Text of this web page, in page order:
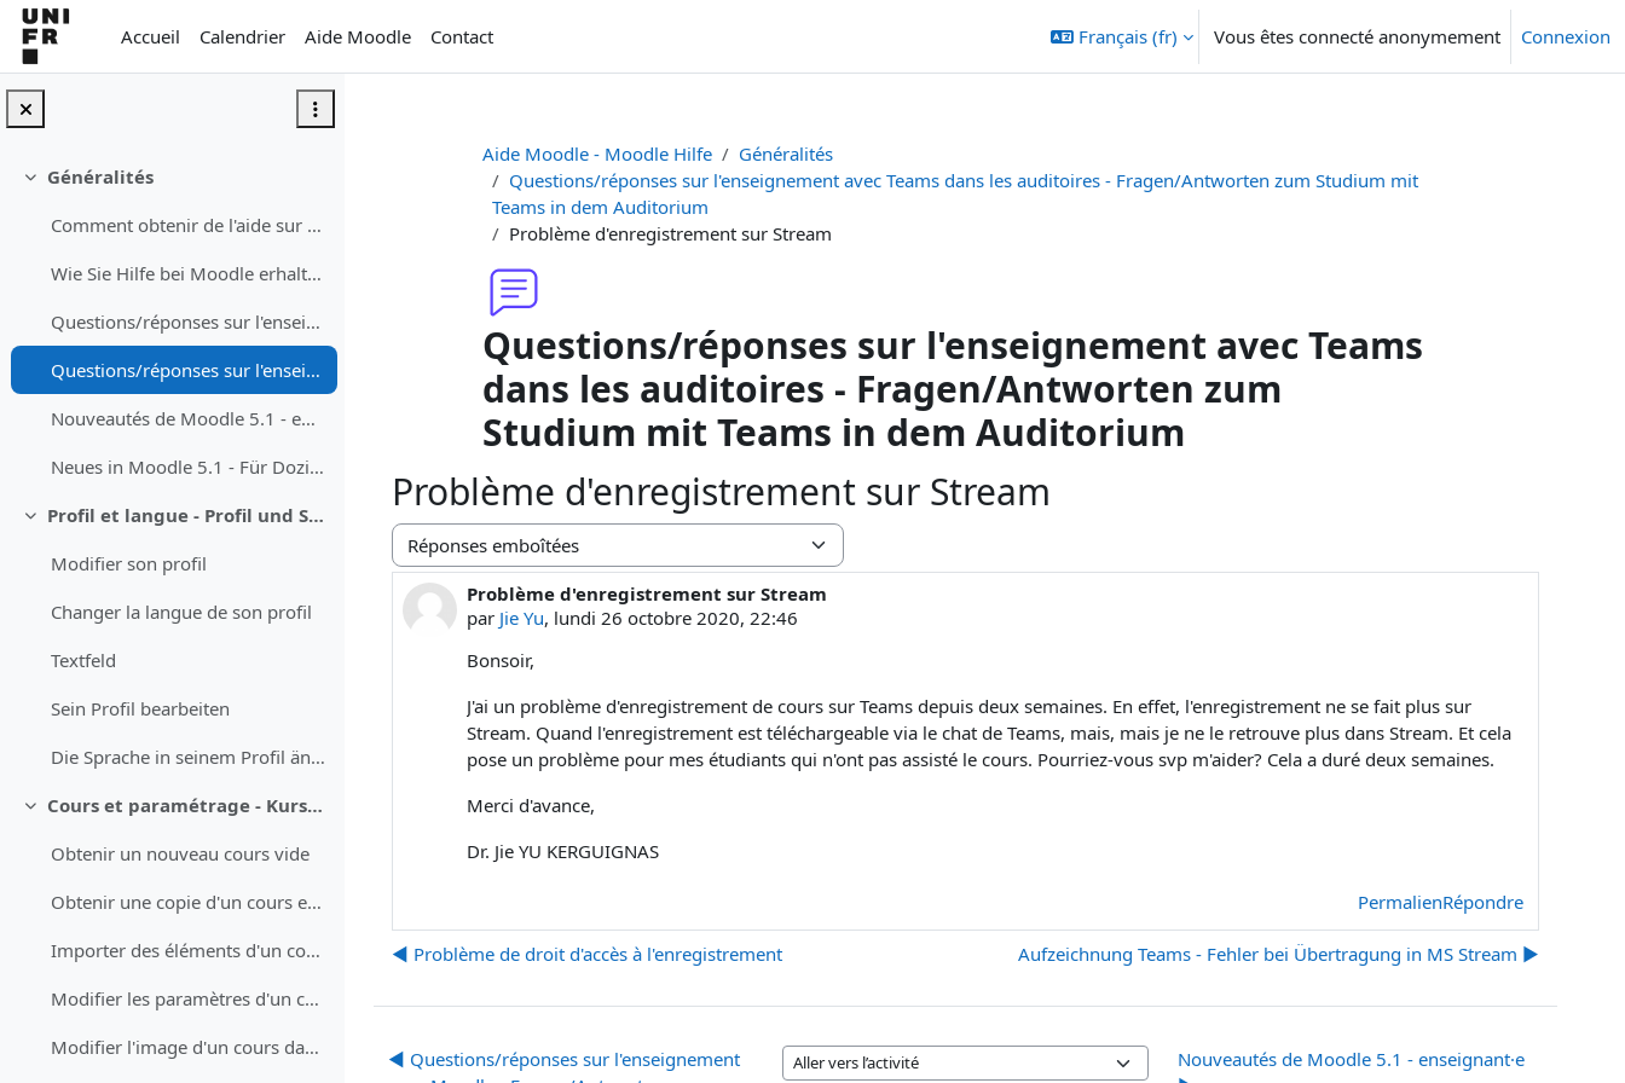
Passer au contenu principal
Accueil
Calendrier Aide Moodle Contact Français ‎(fr)‎ Vous êtes connecté anonymement Connexion
Replier
Généralités
Comment obtenir de l'aide sur Moodle
Wie Sie Hilfe bei Moodle erhalten können
Questions/réponses sur l'enseignement avec Moodle - Fragen/Antworten zum Unterrichen mit Moodle
Questions/réponses sur l'enseignement avec Teams dans les auditoires - Fragen/Antworten zum Studium mit Teams in dem Auditorium
Nouveautés de Moodle 5.1 - enseignant·e
Neues in Moodle 5.1 - Für Dozierende
Replier
Profil et langue - Profil und Sprache
Modifier son profil
Changer la langue de son profil
Textfeld
Sein Profil bearbeiten
Die Sprache in seinem Profil ändern
Replier
Cours et paramétrage - Kurse und Einstellungen
Obtenir un nouveau cours vide
Obtenir une copie d'un cours existant
Importer des éléments d'un cours (test QCM, devoir, questions)
Modifier les paramètres d'un cours
Modifier l'image d'un cours dans le tableau de bord
Aide Moodle - Moodle Hilfe
Généralités
Questions/réponses sur l'enseignement avec Teams dans les auditoires - Fragen/Antworten zum Studium mit
Teams in dem Auditorium
Problème d'enregistrement sur Stream
Questions/réponses sur l'enseignement avec Teams
dans les auditoires - Fragen/Antworten zum
Studium mit Teams in dem Auditorium
Problème d'enregistrement sur Stream
Type d’affichage
Problème d'enregistrement sur Stream
par Jie Yu, lundi 26 octobre 2020, 22:46
Nombre de réponses : 0
Bonsoir,
J'ai un problème d'enregistrement de cours sur Teams depuis deux semaines. En effet, l'enregistrement ne se fait plus sur
Stream. Quand l'enregistrement est téléchargeable via le chat de Teams, mais, mais je ne le retrouve plus dans Stream. Et cela
pose un problème pour mes étudiants qui n'ont pas assisté le cours. Pourriez-vous svp m'aider? Cela a duré deux semaines.
Merci d'avance,
Dr. Jie YU KERGUIGNAS
PermalienRépondre
◀︎ Problème de droit d'accès à l'enregistrement Aufzeichnung Teams - Fehler bei Übertragung in MS Stream ▶︎
◀︎ Questions/réponses sur l'enseignement
Aller vers l’activité
Nouveautés de Moodle 5.1 - enseignant·e